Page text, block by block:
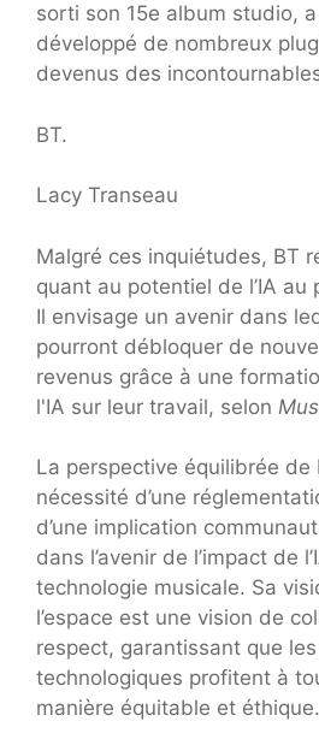
sorti son 15e album studio,
développé de nombreux
devenus des
BT.
Lacy Transeau
Malgré ces inquiétudes, BT
quant au potentiel de l’IA
Il envisage un avenir dans
pourront débloquer de
revenus grâce à une
l'IA sur leur travail, selon
La perspective équilibrée de
nécessité d’une
d’une implication
dans l’avenir de l’impact de
technologie musicale. Sa
l’espace est une vision de
respect, garantissant que
technologiques profitent à
manière équitable et éthique.